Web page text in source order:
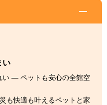
い
い — ペットも安心の全館空
も快適も叶えるペットと家